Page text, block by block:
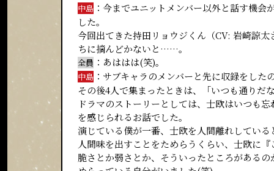
中島 ：今までユニットメンバー以外と話す機
した。
今回出てきた持田リョウジくん（CV: 岩崎諒
ちに摘んどかないと……。
全員 ：あははは(笑)。
中島 ：サブキャラのメンバーと先に収録をし
その後4人で集まったときは、「いつも通りだ
ドラマのストーリーとしては、士欧はいつも
を感じられるお話でした。
演じている僕が一番、士欧を人間離れしてい
人間味を出すことをためらうくらい、士欧に
脆さとか弱さとか、そういったところがある